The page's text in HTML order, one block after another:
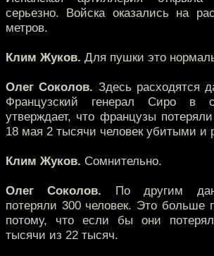
серьезно. Войска оказались на
метров.
Клим Жуков. Для пушки это
Олег Соколов. Здесь расходятся
Французский генерал Сиро в
утверждает, что французы
18 мая 2 тысячи человек убитыми и
Клим Жуков. Сомнительно.
Олег Соколов. По другим
потеряли 300 человек. Это больше
потому, что если бы они
тысячи из 22 тысяч.